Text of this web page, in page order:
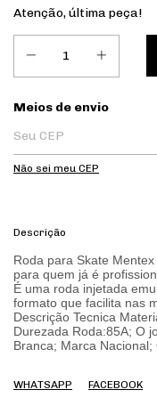
Atenção, última peça!
Entregas para o CEP:
Meios de envio
Não sei meu CEP
Descrição
Roda para Skate
para quem já é
É uma roda injetada
formato que facilita nas
Descrição Tecnica
Durezada Roda:85A; O
Branca; Marca
WHATSAPP FACEBOOK